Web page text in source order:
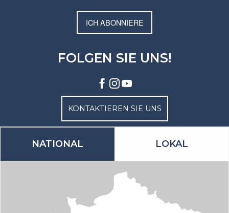
ICH ABONNIERE
FOLGEN SIE UNS!
KONTAKTIEREN SIE UNS
NATIONAL LOKAL